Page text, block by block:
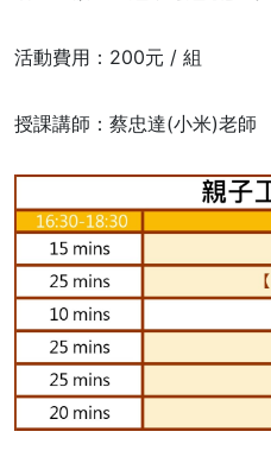
活動費用：200元 / 組
授課講師：蔡忠達(小米)老師